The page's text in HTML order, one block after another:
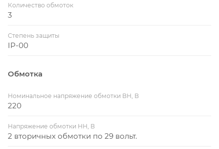
Количество обмоток
3
Степень защиты
IP-00
Обмотка
Номинальное напряжение обмотки ВН, В
220
Напряжение обмотки НН, В
2 вторичных обмотки по 29 вольт.